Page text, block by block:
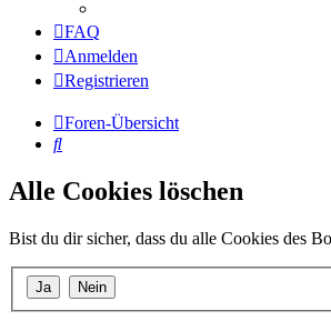
FAQ
Anmelden
Registrieren
Foren-Übersicht
Suche
Alle Cookies löschen
Bist du dir sicher, dass du alle Cookies des